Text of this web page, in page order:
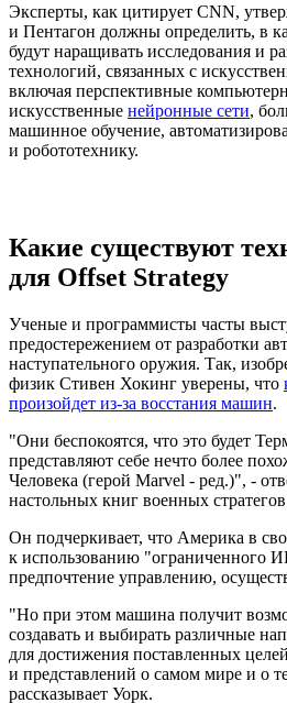
Эксперты, как цитирует CNN,
и Пентагон должны определить, в
будут наращивать исследования и
технологий, связанных с
включая перспективные
искусственные нейронные сети,
машинное обучение,
и робототехнику.
Какие существуют
для Offset Strategy
Ученые и программисты часты
предостережением от разработки
наступательного оружия. Так,
физик Стивен Хокинг уверены, что
произойдет из-за восстания машин.
"Они беспокоятся, что это будет
представляют себе нечто более
Человека (герой Marvel - ред.)", -
настольных книг военных
Он подчеркивает, что Америка в
к использованию "ограниченного
предпочтение управлению,
"Но при этом машина получит
создавать и выбирать различные
для достижения поставленных
и представлений о самом мире и о
рассказывает Уорк.